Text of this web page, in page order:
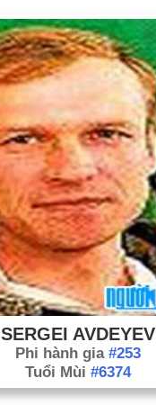
SERGEI AVDEYEV
Phi hành gia #253
Tuổi Mùi #6374